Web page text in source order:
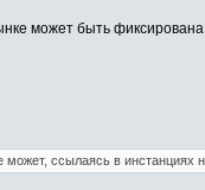
может быть
может, ссылаясь в инстанциях